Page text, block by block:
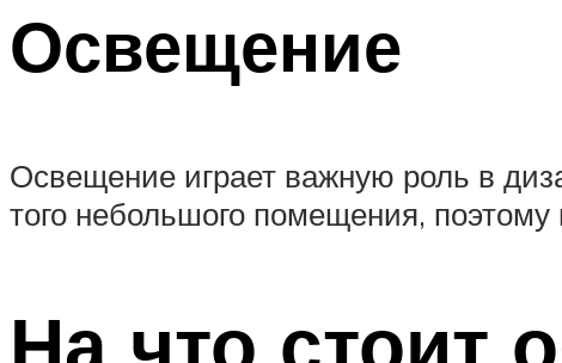
Освещение
Освещение играет важную роль в
того небольшого помещения,